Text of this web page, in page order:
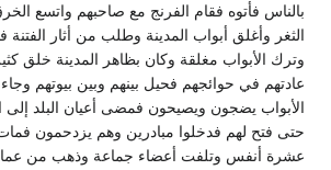
بالناس فأتوه فقام الفرنج مع صاحبهم واتسع
الثغر وأغلق أبواب المدينة وطلب من أثار الفتنة
وترك الأبواب مغلقة وكان بظاهر المدينة خلق
عادتهم في حوائجهم فحيل بينهم وبين بيوتهم
الأبواب يضجون ويصيحون فمضى أعيان البلد إلى
حتى فتح لهم فدخلوا مبادرين وهم يزدحمون
عشرة أنفس وتلفت أعضاء جماعة وذهب من